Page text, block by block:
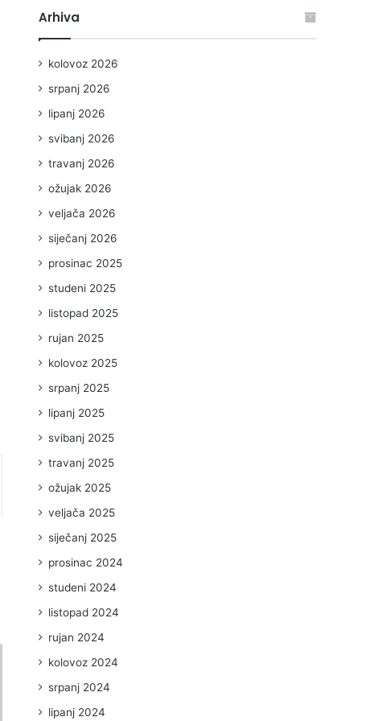
Arhiva
kolovoz 2026
srpanj 2026
lipanj 2026
svibanj 2026
travanj 2026
ožujak 2026
veljača 2026
siječanj 2026
prosinac 2025
studeni 2025
listopad 2025
rujan 2025
kolovoz 2025
srpanj 2025
lipanj 2025
svibanj 2025
travanj 2025
ožujak 2025
veljača 2025
siječanj 2025
prosinac 2024
studeni 2024
listopad 2024
rujan 2024
kolovoz 2024
srpanj 2024
lipanj 2024